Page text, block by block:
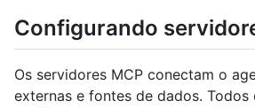
Configurando
Os servidores MCP conectam o
externas e fontes de dados. Todos